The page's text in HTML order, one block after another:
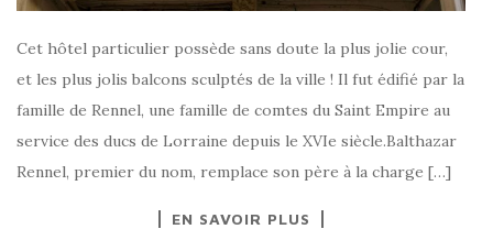
Cet hôtel particulier possède sans doute la plus jolie cour,
et les plus jolis balcons sculptés de la ville ! Il fut édifié par la
famille de Rennel, une famille de comtes du Saint Empire au
service des ducs de Lorraine depuis le XVIe siècle.Balthazar
Rennel, premier du nom, remplace son père à la charge […]
EN SAVOIR PLUS